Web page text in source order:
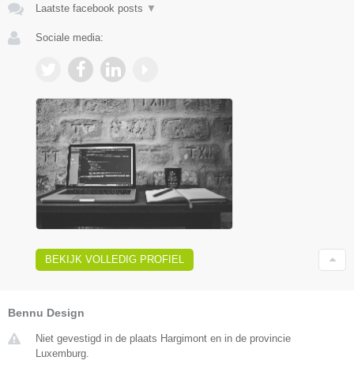
Laatste facebook posts ▼
Sociale media:
BEKIJK VOLLEDIG PROFIEL
Bennu Design
Niet gevestigd in de plaats Hargimont en in de provincie
Luxemburg.